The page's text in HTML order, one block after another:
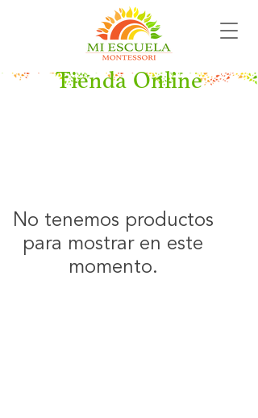
Tienda Online
No tenemos productos
para mostrar en este
momento.